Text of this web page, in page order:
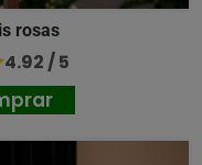
rosas
4.92 / 5